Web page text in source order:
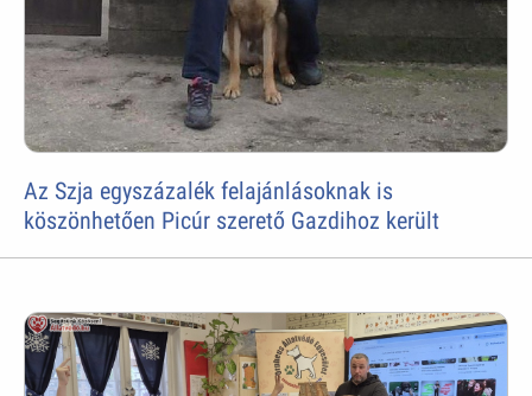
Az Szja egyszázalék felajánlásoknak is
köszönhetően Picúr szerető Gazdihoz került